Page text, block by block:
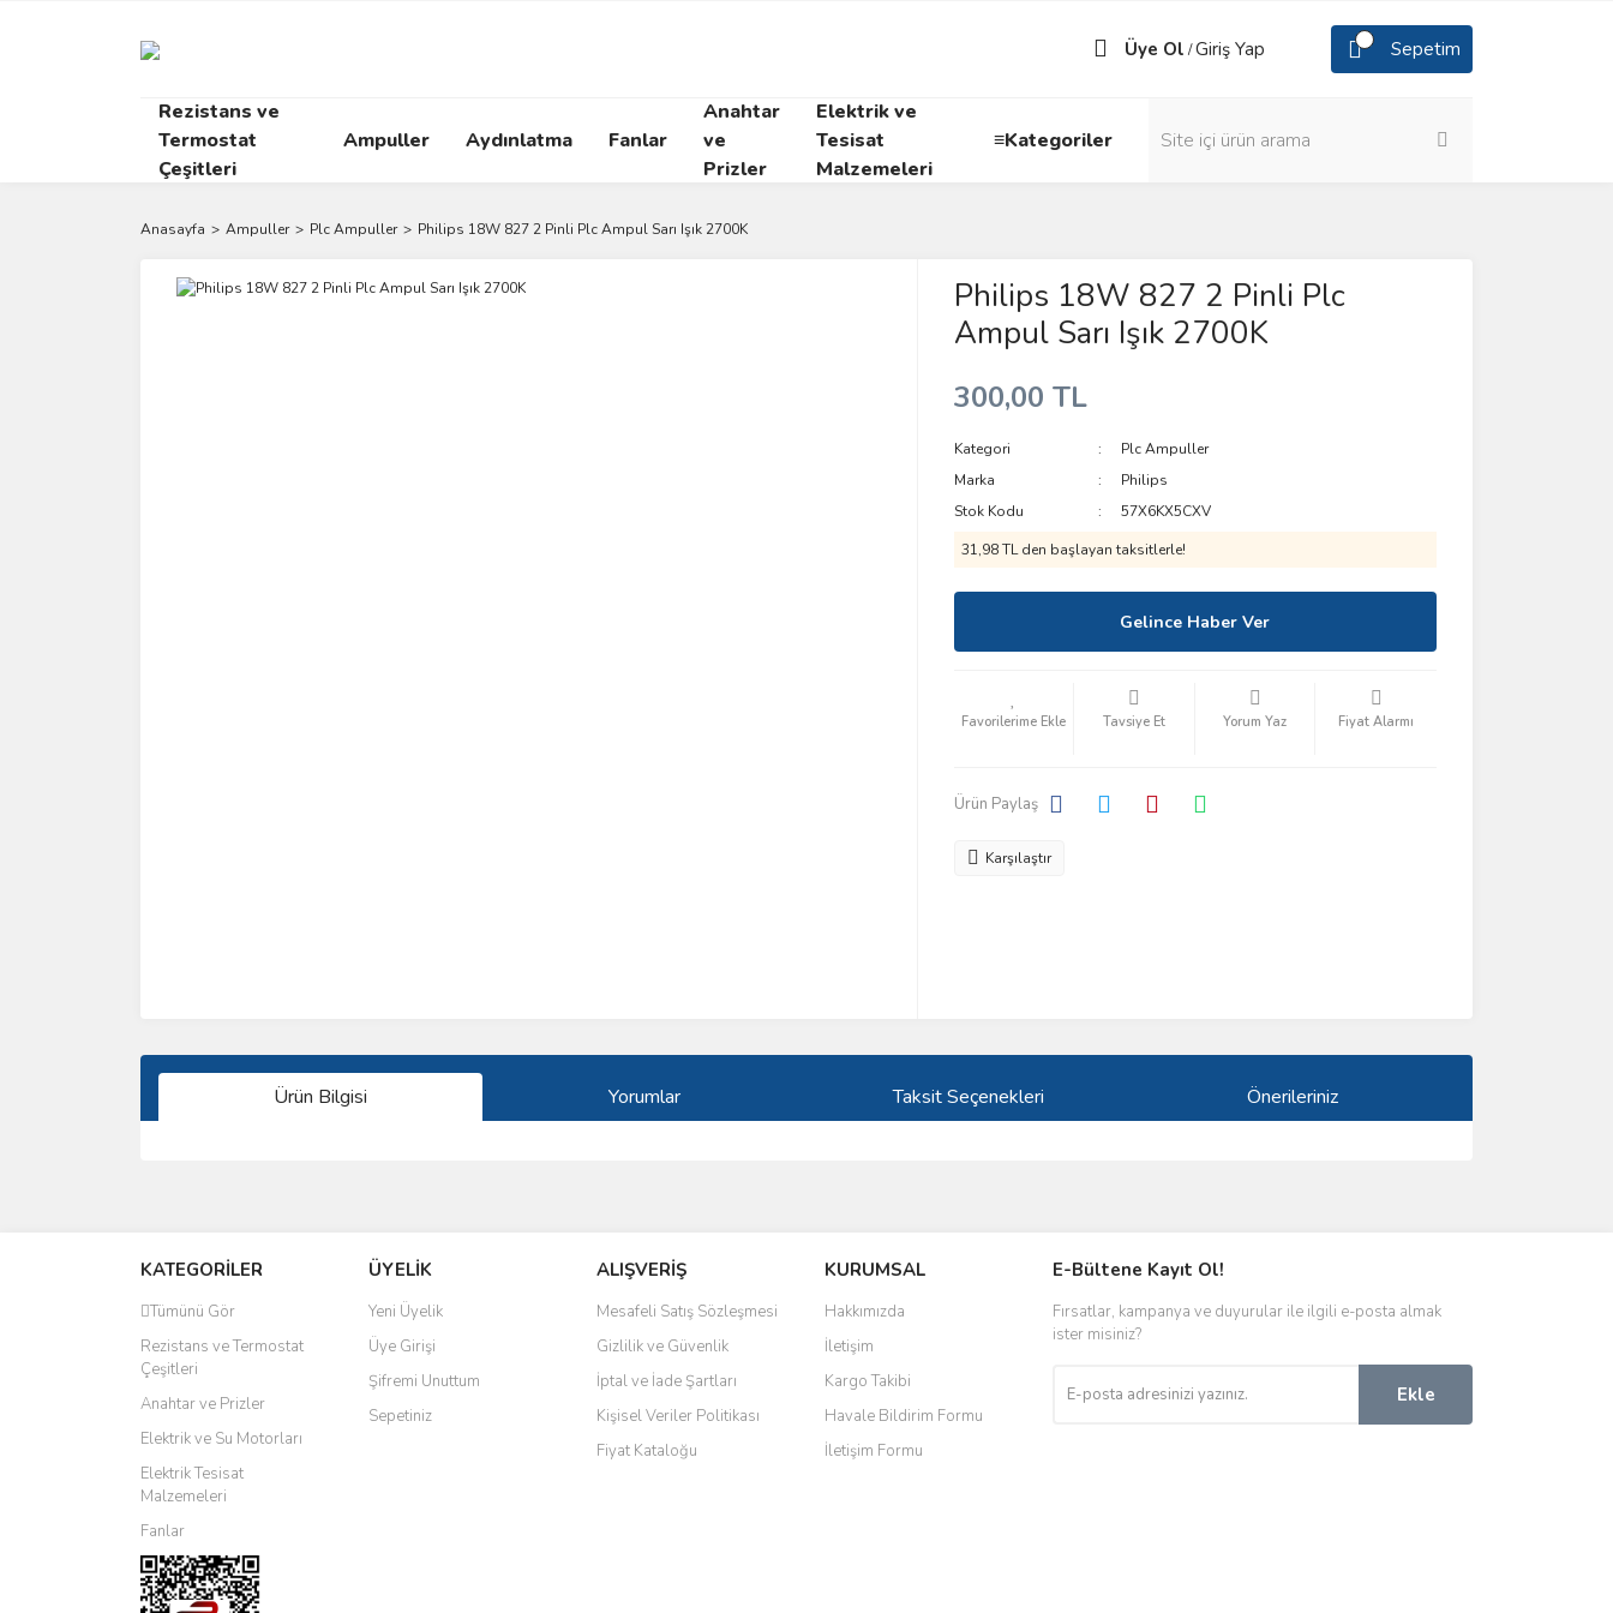
Üye Ol /Giriş Yap Sepetim
Rezistans ve
Termostat
Çeşitleri
Ampuller Aydınlatma Fanlar
Anahtar
ve
Prizler
Elektrik ve
Tesisat
Malzemeleri
≡Kategoriler
Anasayfa Ampuller Plc Ampuller Philips 18W 827 2 Pinli Plc Ampul Sarı Işık 2700K
Philips 18W 827 2 Pinli Plc
Ampul Sarı Işık 2700K
300,00 TL
Kategori
Plc Ampuller
Marka
Philips
Stok Kodu
57X6KX5CXV
31,98 TL den başlayan taksitlerle!
Gelince Haber Ver
Tavsiye Et Yorum Yaz Fiyat Alarmı
Ürün Paylaş
Karşılaştır
Ürün Bilgisi Yorumlar Taksit Seçenekleri Önerileriniz
Ürün resmi kalitesiz, bozuk veya görüntülenemiyor.
Ürün açıklamasında eksik bilgiler bulunuyor.
Ürün bilgilerinde hatalar bulunuyor.
Ürün fiyatı diğer sitelerden daha pahalı.
Bu ürüne benzer farklı alternatifler olmalı.
KATEGORİLER
Tümünü Gör
Rezistans ve Termostat
Çeşitleri
Anahtar ve Prizler
Elektrik ve Su Motorları
Elektrik Tesisat
Malzemeleri
Fanlar
ÜYELİK
Yeni Üyelik
Üye Girişi
Şifremi Unuttum
Sepetiniz
ALIŞVERİŞ
Mesafeli Satış Sözleşmesi
Gizlilik ve Güvenlik
İptal ve İade Şartları
Kişisel Veriler Politikası
Fiyat Kataloğu
KURUMSAL
Hakkımızda
İletişim
Kargo Takibi
Havale Bildirim Formu
İletişim Formu
E-Bültene Kayıt Ol!
Fırsatlar, kampanya ve duyurular ile ilgili e-posta almak
ister misiniz?
Ekle